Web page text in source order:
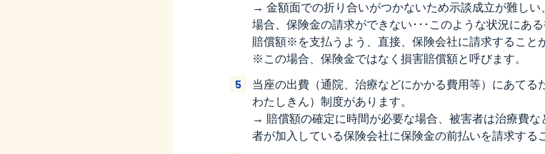
→ 金額面での折り合いがつかないため示談成立が難し
場合、保険金の請求ができない･･･このような状況にあ
賠償額※を支払うよう、直接、保険会社に請求すること
※この場合、保険金ではなく損害賠償額と呼びます。
当座の出費（通院、治療などにかかる費用等）にあてる
わたしきん）制度があります。
→ 賠償額の確定に時間が必要な場合、被害者は治療費
者が加入している保険会社に保険金の前払いを請求する